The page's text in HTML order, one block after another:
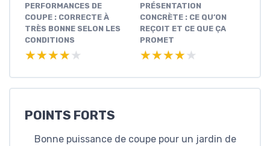
PERFORMANCES DE
COUPE : CORRECTE À
TRÈS BONNE SELON LES
CONDITIONS
★★★★★
★★★★★
PRÉSENTATION
CONCRÈTE : CE QU’ON
REÇOIT ET CE QUE ÇA
PROMET
★★★★★
★★★★★
POINTS FORTS
Bonne puissance de coupe pour un jardin de